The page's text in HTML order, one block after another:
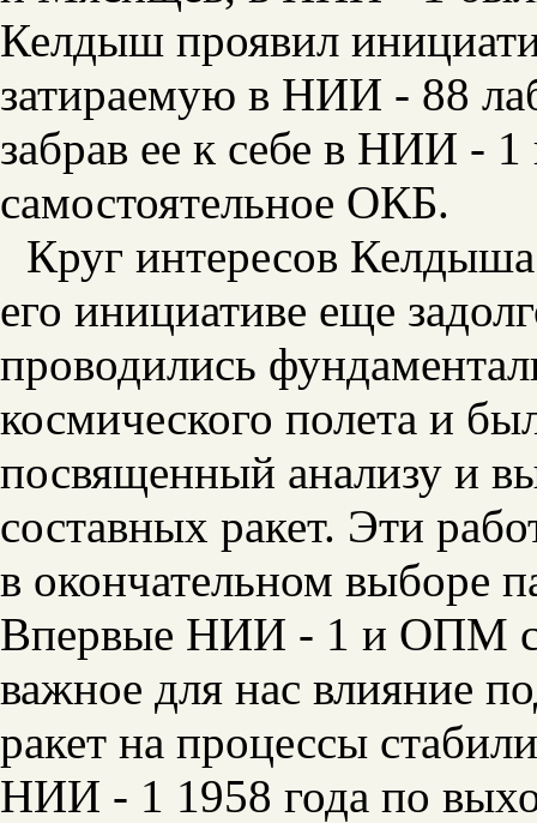
Келдыш проявил
затираемую в НИИ - 88
забрав ее к себе в НИИ - 1
самостоятельное ОКБ.
Круг интересов
его инициативе еще
проводились
космического полета и
посвященный анализу и
составных ракет. Эти
в окончательном выборе
Впервые НИИ - 1 и ОПМ
важное для нас влияние
ракет на процессы
НИИ - 1 1958 года по